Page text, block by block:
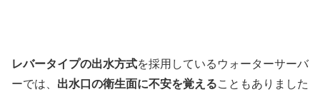
レバータイプの出水方式を採用しているウォーターサーバ
ーでは、 出水口の衛生面に不安を覚えることもありました